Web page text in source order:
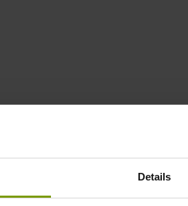
Details